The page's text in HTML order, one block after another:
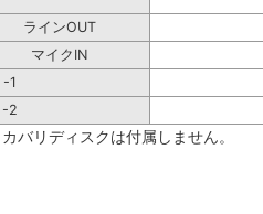
ラインOUT
マイクIN
-1
-2
バリディスクは付属しません。